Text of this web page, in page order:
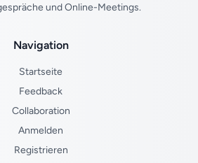
und Online-Meetings.
Navigation
Startseite
Feedback
Collaboration
Anmelden
Registrieren